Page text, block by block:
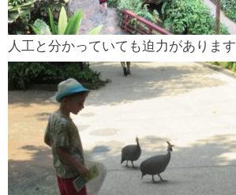
人工と分かっていても迫力があります